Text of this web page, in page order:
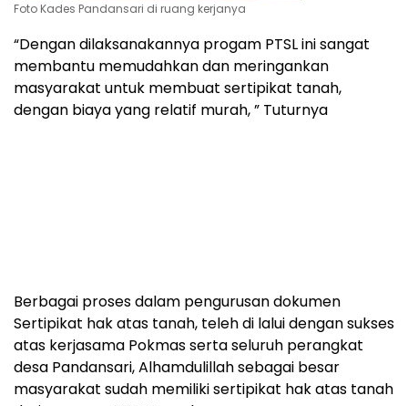
Foto Kades Pandansari di ruang kerjanya
“Dengan dilaksanakannya progam PTSL ini sangat
membantu memudahkan dan meringankan
masyarakat untuk membuat sertipikat tanah,
dengan biaya yang relatif murah, ” Tuturnya
Berbagai proses dalam pengurusan dokumen
Sertipikat hak atas tanah, teleh di lalui dengan sukses
atas kerjasama Pokmas serta seluruh perangkat
desa Pandansari, Alhamdulillah sebagai besar
masyarakat sudah memiliki sertipikat hak atas tanah